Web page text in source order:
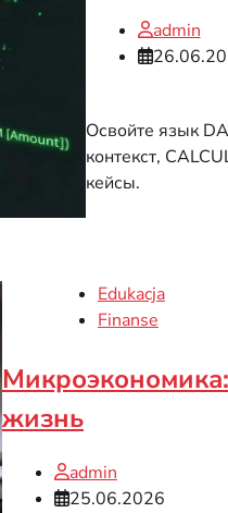
admin
Освойте язык
контекст,
кейсы.
Edukacja
Finanse
жизнь
admin
25.06.2026